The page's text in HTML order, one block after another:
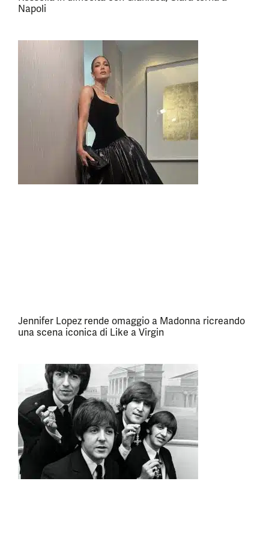
Napoli
Jennifer Lopez rende omaggio a Madonna ricreando
una scena iconica di Like a Virgin